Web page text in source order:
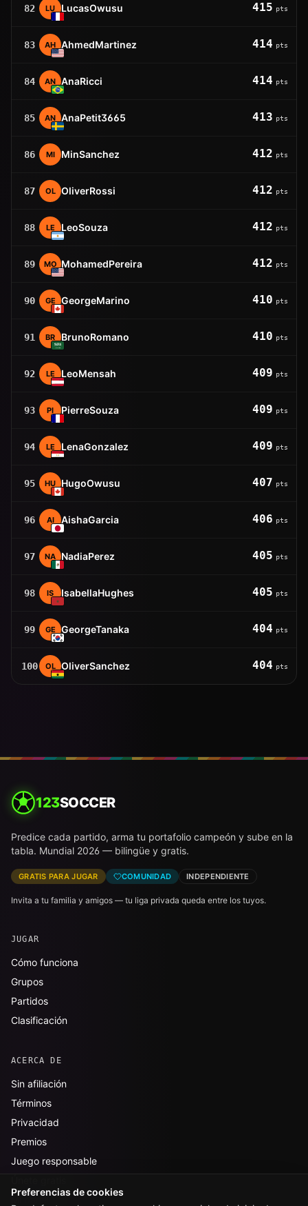
82 LU LucasOwusu 415 pts
83 AH AhmedMartinez 414 pts
84 AN AnaRicci 414 pts
85 AN AnaPetit3665 413 pts
86 MI MinSanchez 412 pts
87 OL OliverRossi 412 pts
88 LE LeoSouza 412 pts
89 MO MohamedPereira 412 pts
90 GE GeorgeMarino 410 pts
91 BR BrunoRomano 410 pts
92 LE LeoMensah 409 pts
93 PI PierreSouza 409 pts
94 LE LenaGonzalez 409 pts
95 HU HugoOwusu 407 pts
96 AI AishaGarcia 406 pts
97 NA NadiaPerez 405 pts
98 IS IsabellaHughes 405 pts
99 GE GeorgeTanaka 404 pts
100 OL OliverSanchez 404 pts
123SOCCER
Predice cada partido, arma tu portafolio campeón y sube en la
tabla. Mundial 2026 — bilingüe y gratis.
GRATIS PARA JUGAR COMUNIDAD INDEPENDIENTE
Invita a tu familia y amigos — tu liga privada queda entre los tuyos.
JUGAR
Cómo funciona
Grupos
Partidos
Clasificación
ACERCA DE
Sin afiliación
Términos
Privacidad
Premios
Juego responsable
Mi panel
Preferencias de cookies